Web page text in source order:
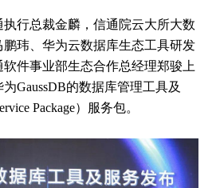
行总裁金麟，信通院云大所大数
玮、华为云数据库生态工具研发
件事业部生态合作总经理郑骏上
GaussDB的数据库管理工具及
Package）服务包。